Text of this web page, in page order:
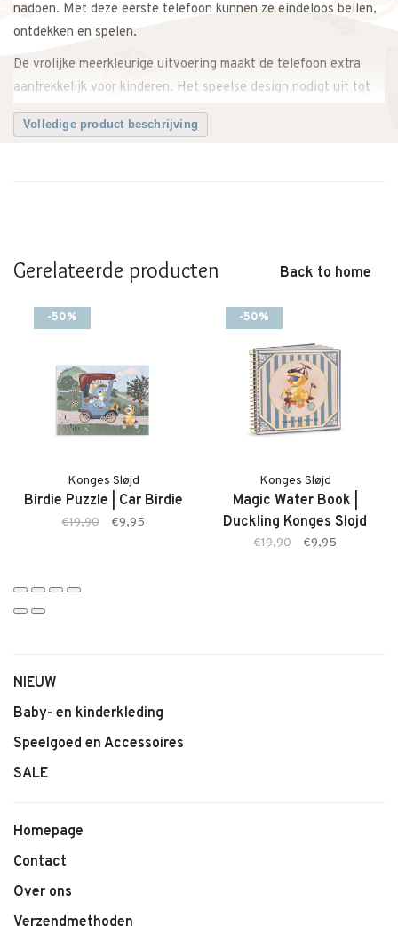
nadoen. Met deze eerste telefoon kunnen ze eindeloos bellen,
ontdekken en spelen.
De vrolijke meerkleurige uitvoering maakt de telefoon extra
aantrekkelijk voor kinderen. Het speelse design nodigt uit tot
fantasierijk spel en helpt bij het ontwikkelen van sociale
vaardigheden.
Een leuk en leerzaam speelgoed item dat spel, fantasie en
Twijfel je ergens over? Neem gerust contact met ons op. We
Kenmerken
• Speelgoed telefoon van
• Model: My First Phone
• Geschikt voor jonge kinderen
• Stimuleert rollenspel en fantasie
• Lichtgewicht en handzaam
Volledige product beschrijving
Gerelateerde producten Back to home
-50%
Konges Sløjd
Birdie Puzzle | Car Birdie
€19,90 €9,95
-50%
Konges Sløjd
Magic Water Book |
Duckling Konges Slojd
€19,90 €9,95
NIEUW
Baby- en kinderkleding
Speelgoed en Accessoires
SALE
Homepage
Contact
Over ons
Verzendmethoden